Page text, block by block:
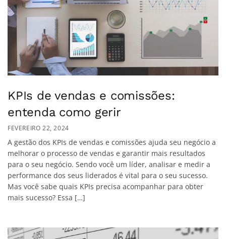
KPIs de vendas e comissões:
entenda como gerir
FEVEREIRO 22, 2024
A gestão dos KPIs de vendas e comissões ajuda seu negócio a
melhorar o processo de vendas e garantir mais resultados
para o seu negócio. Sendo você um líder, analisar e medir a
performance dos seus liderados é vital para o seu sucesso.
Mas você sabe quais KPIs precisa acompanhar para obter
mais sucesso? Essa […]